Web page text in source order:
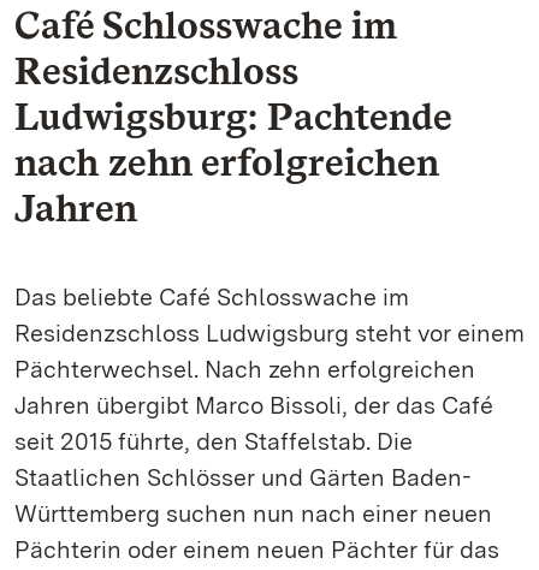
Café Schlosswache im
Residenzschloss
Ludwigsburg: Pachtende
nach zehn erfolgreichen
Jahren
Das beliebte Café Schlosswache im
Residenzschloss Ludwigsburg steht vor einem
Pächterwechsel. Nach zehn erfolgreichen
Jahren übergibt Marco Bissoli, der das Café
seit 2015 führte, den Staffelstab. Die
Staatlichen Schlösser und Gärten Baden-
Württemberg suchen nun nach einer neuen
Pächterin oder einem neuen Pächter für das